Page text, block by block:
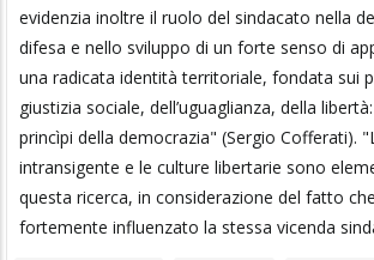
evidenzia inoltre il ruolo del sindacato nella
difesa e nello sviluppo di un forte senso di
una radicata identità territoriale, fondata sui
giustizia sociale, dell’uguaglianza, della
princìpi della democrazia" (Sergio Cofferati).
intransigente e le culture libertarie sono
questa ricerca, in considerazione del fatto
fortemente influenzato la stessa vicenda